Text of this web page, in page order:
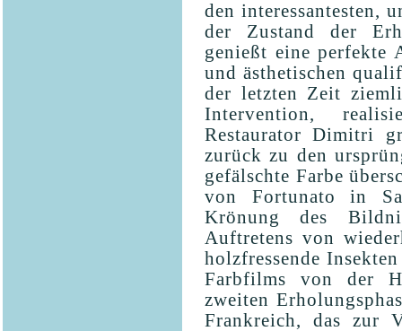
den interessantesten,
der Zustand der
genießt eine perfekte
und ästhetischen
der letzten Zeit
Intervention,
Restaurator Dimitri
zurück zu den
gefälschte Farbe
von Fortunato in
Krönung des
Auftretens von
holzfressende
Farbfilms von der
zweiten
Frankreich, das zur